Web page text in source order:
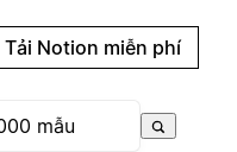
Tải Notion miễn phí